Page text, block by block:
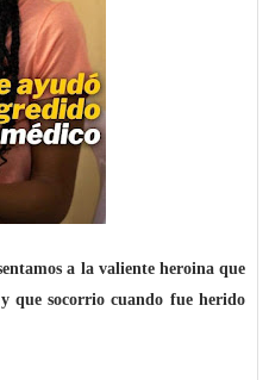
a la valiente heroina que
que socorrio cuando fue herido